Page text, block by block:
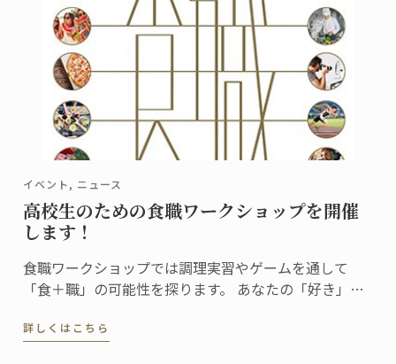
イベント, ニュース
高校生のための食職ワークショップを開催
します！
食職ワークショップでは調理実習やゲームを通して
「食＋職」の可能性を探ります。 あなたの「好き」が
詳しくはこちら